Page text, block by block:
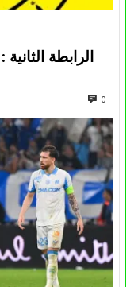
الرابطة
0